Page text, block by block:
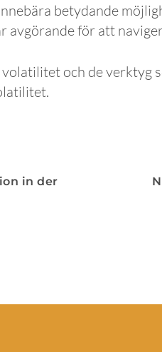
betydande
för att
och de verktyg
in der